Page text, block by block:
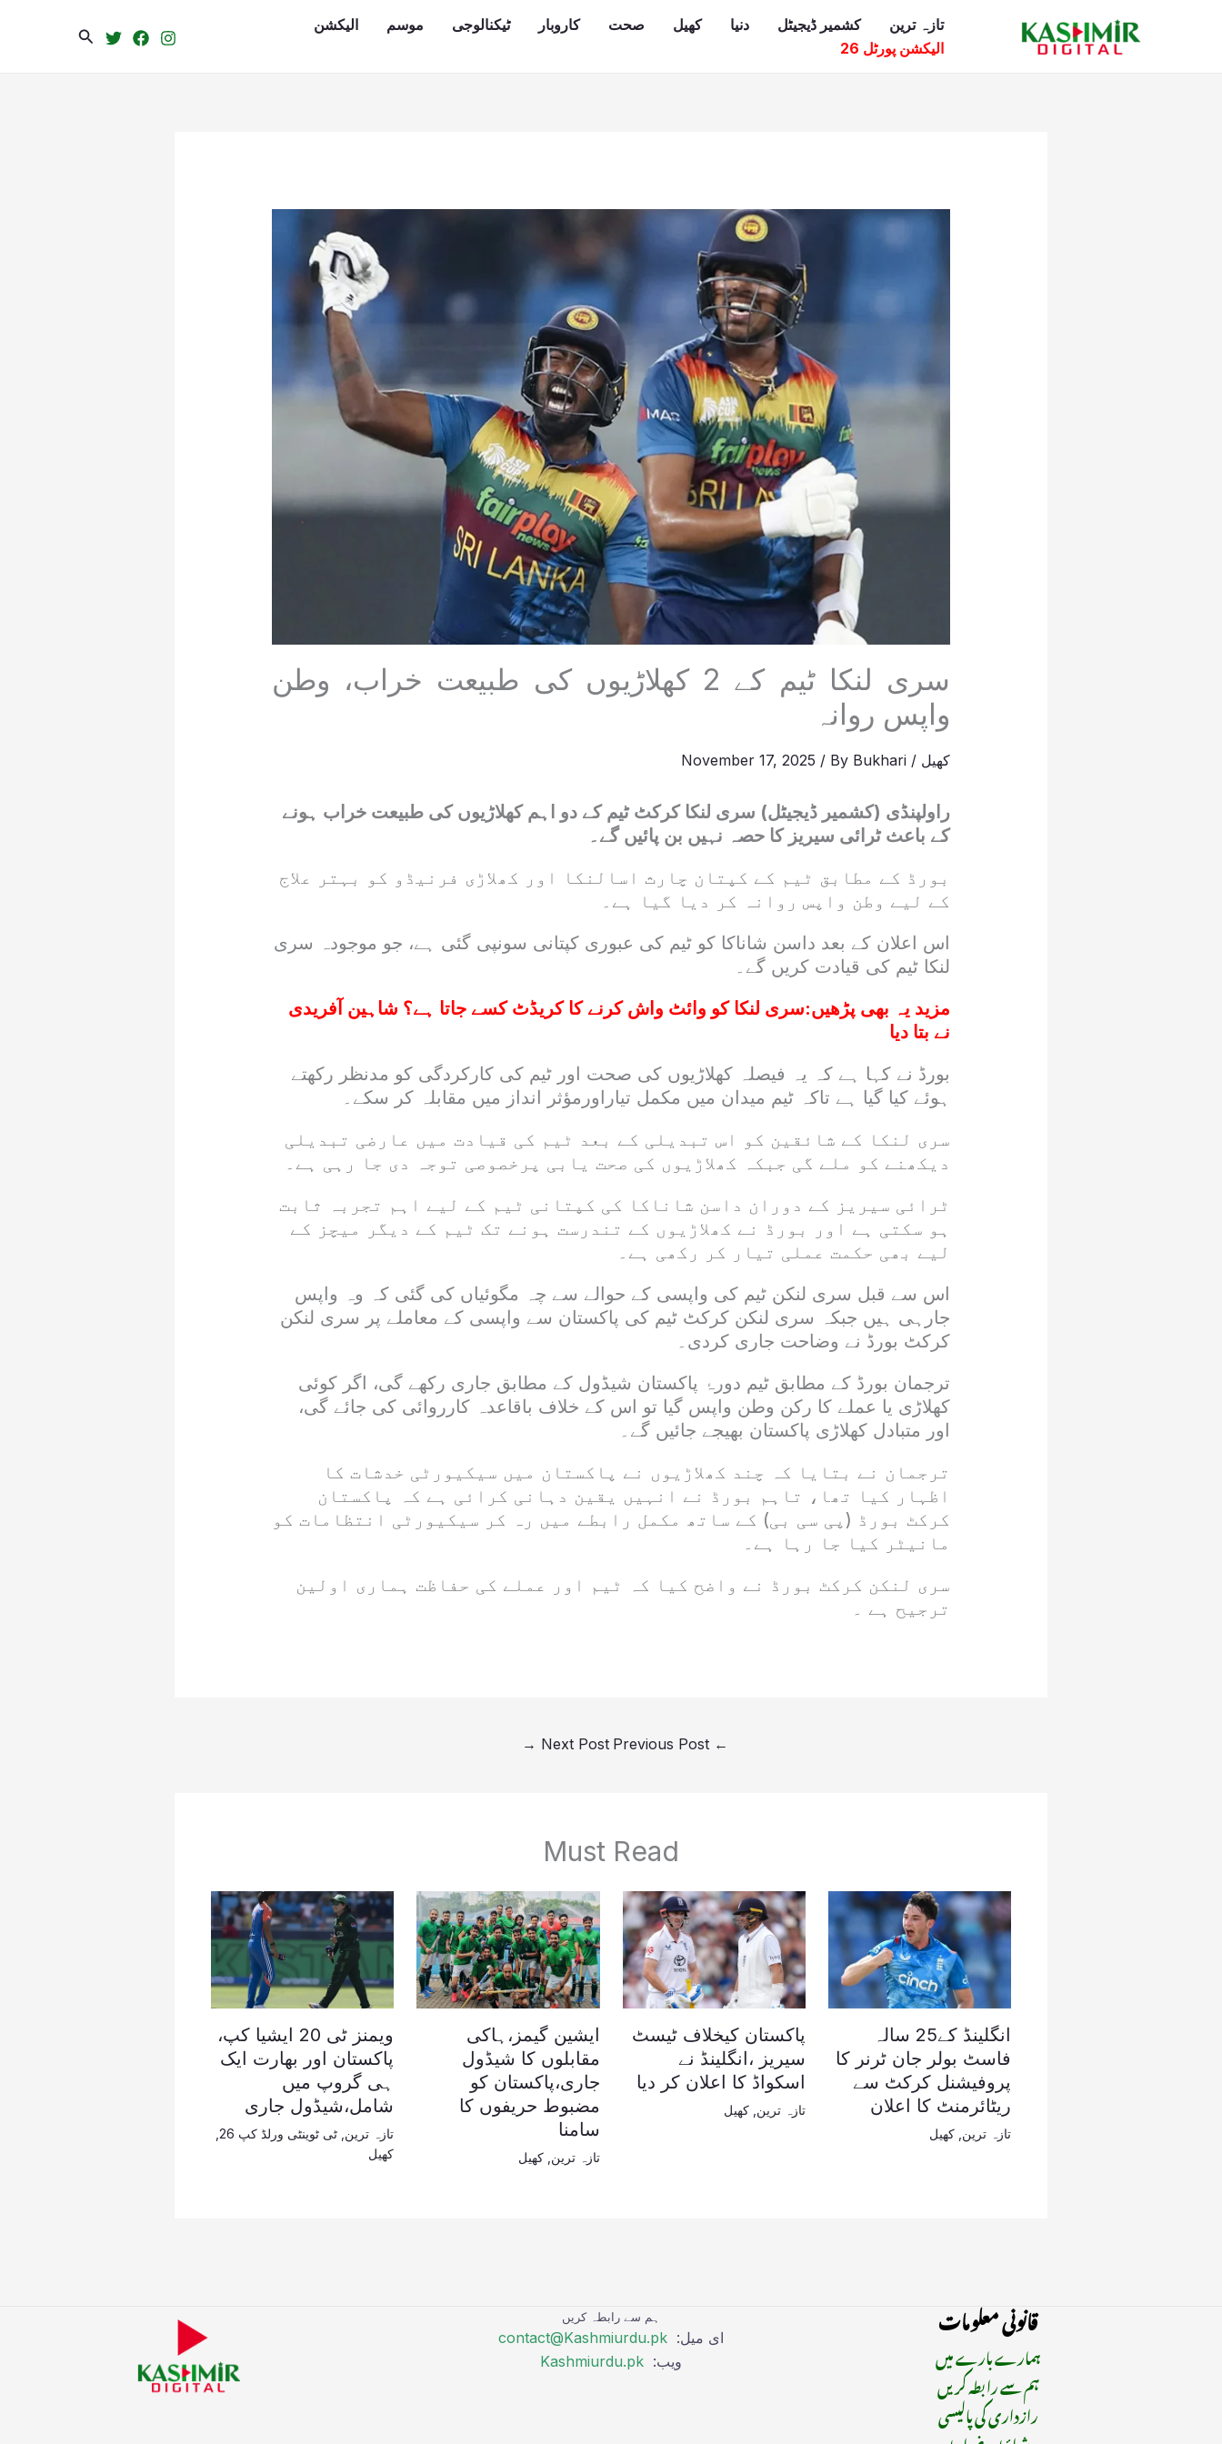
تازہ ترین کشمیر ڈیجیٹل دنیا کھیل صحت کاروبار ٹیکنالوجی موسم
الیکشن
الیکشن پورٹل 26
Search
سری لنکا ٹیم کے 2 کھلاڑیوں کی طبیعت خراب، وطن
واپس روانہ
کھیل /
November 17, 2025 / By Bukhari
راولپنڈی (کشمیر ڈیجیٹل) سری لنکا کرکٹ ٹیم کے دو اہم کھلاڑیوں کی طبیعت خراب ہونے
کے باعث ٹرائی سیریز کا حصہ نہیں بن پائیں گے۔
بورڈ کے مطابق ٹیم کے کپتان چارث اسالنکا اور کھلاڑی فرنیڈو کو بہتر علاج
کے لیے وطن واپس روانہ کر دیا گیا ہے۔
اس اعلان کے بعد داسن شاناکا کو ٹیم کی عبوری کپتانی سونپی گئی ہے، جو موجودہ سری
لنکا ٹیم کی قیادت کریں گے۔
مزید یہ بھی پڑھیں:سری لنکا کو وائٹ واش کرنے کا کریڈٹ کسے جاتا ہے؟ شاہین آفریدی
نے بتا دیا
بورڈ نے کہا ہے کہ یہ فیصلہ کھلاڑیوں کی صحت اور ٹیم کی کارکردگی کو مدنظر رکھتے
ہوئے کیا گیا ہے تاکہ ٹیم میدان میں مکمل تیاراورمؤثر انداز میں مقابلہ کر سکے۔
سری لنکا کے شائقین کو اس تبدیلی کے بعد ٹیم کی قیادت میں عارضی تبدیلی
دیکھنے کو ملے گی جبکہ کھلاڑیوں کی صحت یابی پرخصوصی توجہ دی جا رہی ہے۔
ٹرائی سیریز کے دوران داسن شاناکا کی کپتانی ٹیم کے لیے اہم تجربہ ثابت
ہو سکتی ہے اور بورڈ نے کھلاڑیوں کے تندرست ہونے تک ٹیم کے دیگر میچز کے
لیے بھی حکمت عملی تیار کر رکھی ہے۔
اس سے قبل سری لنکن ٹیم کی واپسی کے حوالے سے چہ مگوئیاں کی گئی کہ وہ واپس
جارہی ہیں جبکہ سری لنکن کرکٹ ٹیم کی پاکستان سے واپسی کے معاملے پر سری لنکن
کرکٹ بورڈ نے وضاحت جاری کردی۔
ترجمان بورڈ کے مطابق ٹیم دورۂ پاکستان شیڈول کے مطابق جاری رکھے گی، اگر کوئی
کھلاڑی یا عملے کا رکن وطن واپس گیا تو اس کے خلاف باقاعدہ کارروائی کی جائے گی،
اور متبادل کھلاڑی پاکستان بھیجے جائیں گے۔
ترجمان نے بتایا کہ چند کھلاڑیوں نے پاکستان میں سیکیورٹی خدشات کا
اظہار کیا تھا، تاہم بورڈ نے انہیں یقین دہانی کرائی ہے کہ پاکستان
کرکٹ بورڈ (پی سی بی) کے ساتھ مکمل رابطے میں رہ کر سیکیورٹی انتظامات کو
مانیٹر کیا جا رہا ہے۔
سری لنکن کرکٹ بورڈ نے واضح کیا کہ ٹیم اور عملے کی حفاظت ہماری اولین
ترجیح ہے ۔
←
Next Post
→
Must Read
انگلینڈ کے25 سالہ
فاسٹ بولر جان ٹرنر کا
پروفیشنل کرکٹ سے
ریٹائرمنٹ کا اعلان
تازہ ترین کھیل
پاکستان کیخلاف ٹیسٹ
سیریز ،انگلینڈ نے
اسکواڈ کا اعلان کر دیا
تازہ ترین ,کھیل
ایشین گیمز،ہاکی
مقابلوں کا شیڈول
جاری،پاکستان کو
مضبوط حریفوں کا
سامنا
تازہ ترین ,کھیل
ویمنز ٹی 20 ایشیا کپ،
پاکستان اور بھارت ایک
ہی گروپ میں
شامل،شیڈول جاری
تازہ ترین ٹی ٹوینٹی ورلڈ کپ 26
,
کھیل
قانونی معلومات
ہمارے بارے میں
ہم سے رابطہ کریں
رازداری کی پالیسی
ہم سے رابطہ کریں
ای میل: contact@Kashmiurdu.pk
ویب: Kashmiurdu.pk